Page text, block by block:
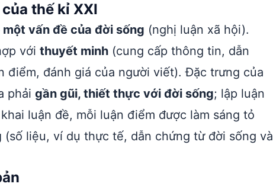
thế kỉ XXI
vấn đề của đời sống (nghị luận xã hội).
với thuyết minh (cung cấp thông tin, dẫn
điểm, đánh giá của người viết). Đặc trưng của
phải gần gũi, thiết thực với đời sống; lập luận
luận đề, mỗi luận điểm được làm sáng tỏ
(số liệu, ví dụ thực tế, dẫn chứng từ đời sống và